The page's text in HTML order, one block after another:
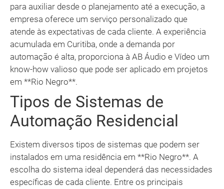
para auxiliar desde o planejamento até a execução, a
empresa oferece um serviço personalizado que
atende às expectativas de cada cliente. A experiência
acumulada em Curitiba, onde a demanda por
automação é alta, proporciona à AB Áudio e Vídeo um
know-how valioso que pode ser aplicado em projetos
em **Rio Negro**.
Tipos de Sistemas de
Automação Residencial
Existem diversos tipos de sistemas que podem ser
instalados em uma residência em **Rio Negro**. A
escolha do sistema ideal dependerá das necessidades
específicas de cada cliente. Entre os principais